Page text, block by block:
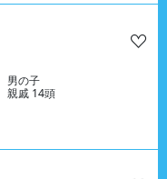
男の子
親戚 14頭